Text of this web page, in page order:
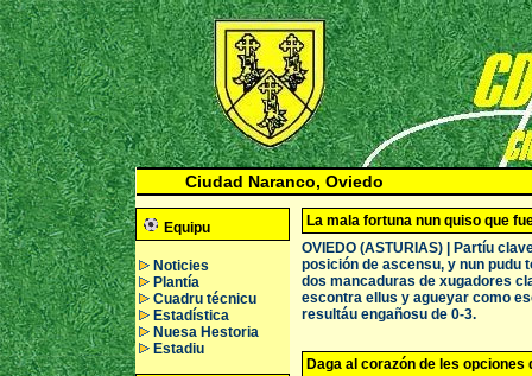
Ciudad Naranco, Oviedo
Equipu
Noticies
Plantía
Cuadru técnicu
Estadística
Nuesa Hestoria
Estadiu
La mala fortuna nun quiso que
OVIEDO (ASTURIAS) | Partíu
posición de ascensu, y nun pudu
dos mancaduras de xugadores
escontra ellus y agueyar como
resultáu engañosu de 0-3.
Daga al corazón de les opciones